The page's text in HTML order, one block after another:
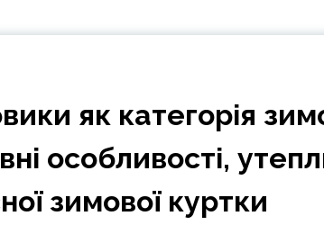
як категорія
особливості,
зимової куртки